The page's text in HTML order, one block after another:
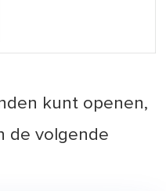
kunt openen,
de volgende